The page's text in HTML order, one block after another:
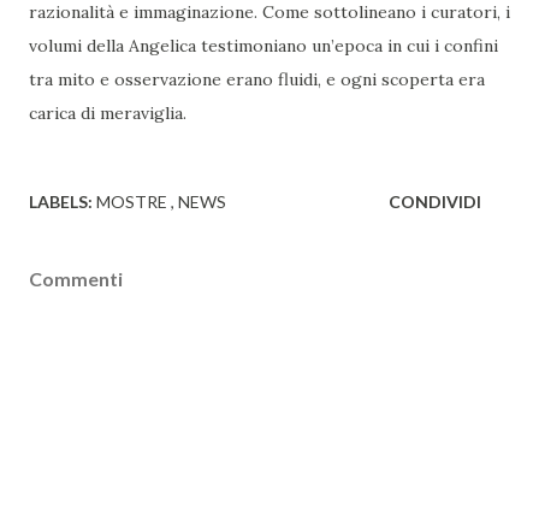
razionalità e immaginazione. Come sottolineano i curatori, i
volumi della Angelica testimoniano un’epoca in cui i confini
tra mito e osservazione erano fluidi, e ogni scoperta era
carica di meraviglia.
LABELS: MOSTRE NEWS CONDIVIDI
Commenti